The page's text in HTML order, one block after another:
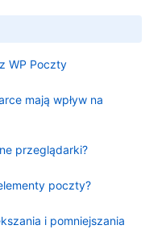
WP Poczty
mają wpływ na
przeglądarki?
poczty?
i pomniejszania